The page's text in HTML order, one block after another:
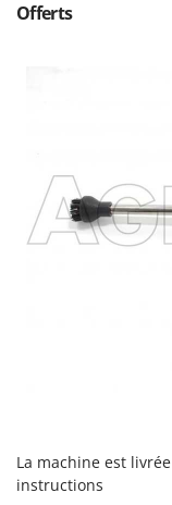
OMA
Omas
Palumbo Pavi
Partisani
Offerts
La machine est
instructions